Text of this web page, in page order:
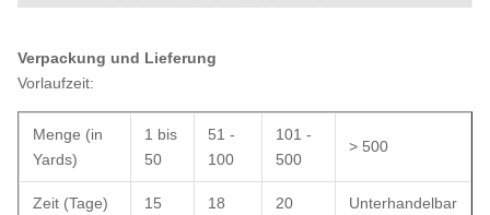
Verpackung und Lieferung
Vorlaufzeit:
Menge (in
Yards)
1 bis
50
51 -
100
101 -
500
> 500
Zeit (Tage) 15 18 20 Unterhandelbar